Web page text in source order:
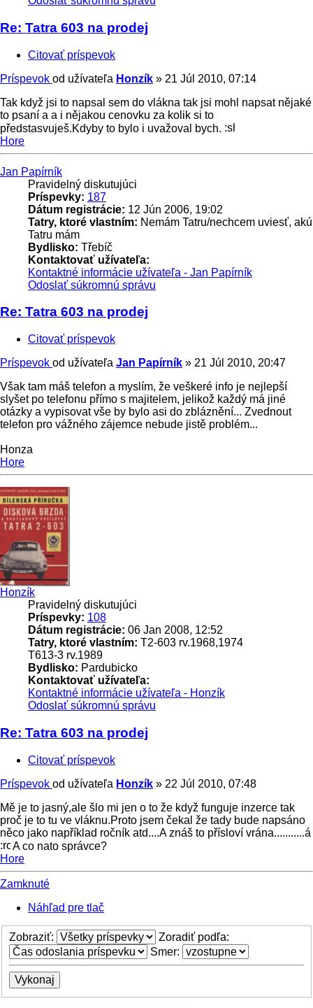
Re: Tatra 603 na prodej
Citovať príspevok
Príspevok od užívateľa Honzík » 21 Júl 2010, 07:14
Tak když jsi to napsal sem do vlákna tak jsi mohl napsat nějaké
to psaní a a i nějakou cenovku za kolik si to
předstasvuješ.Kdyby to bylo i uvažoval bych.
Hore
Jan Papírník
Pravidelný diskutujúci
Príspevky: 187
Dátum registrácie: 12 Jún 2006, 19:02
Tatry, ktoré vlastním: Nemám Tatru/nechcem uviesť, akú
Tatru mám
Bydlisko: Třebíč
Kontaktovať užívateľa:
Kontaktné informácie užívateľa - Jan Papírník
Odoslať súkromnú správu
Re: Tatra 603 na prodej
Citovať príspevok
Príspevok od užívateľa Jan Papírník » 21 Júl 2010, 20:47
Však tam máš telefon a myslím, že veškeré info je nejlepší
slyšet po telefonu přímo s majitelem, jelikož každý má jiné
otázky a vypisovat vše by bylo asi do zbláznění... Zvednout
telefon pro vážného zájemce nebude jistě problém...
Honza
Hore
Honzík
Pravidelný diskutujúci
Príspevky: 108
Dátum registrácie: 06 Jan 2008, 12:52
Tatry, ktoré vlastním: T2-603 rv.1968,1974
T613-3 rv.1989
Bydlisko: Pardubicko
Kontaktovať užívateľa:
Kontaktné informácie užívateľa - Honzík
Odoslať súkromnú správu
Re: Tatra 603 na prodej
Citovať príspevok
Príspevok od užívateľa Honzík » 22 Júl 2010, 07:48
Mě je to jasný,ale šlo mi jen o to že když funguje inzerce tak
proč je to tu ve vláknu.Proto jsem čekal že tady bude napsáno
něco jako například ročník atd....A znáš to přísloví vrána...........á
A co nato správce?
Hore
Zamknuté
Náhľad pre tlač
Zobraziť:
Zoradiť podľa:
Smer: